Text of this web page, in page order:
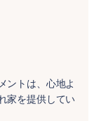
ントは、心地よ
家を提供してい